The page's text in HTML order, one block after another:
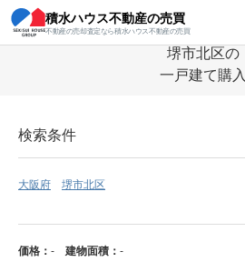
積水ハウス不動産の売買
不動産の売却査定なら積水ハウス不動産の売買
積水ハウス不動産の売買 関西エリア
堺市北区の
一戸建て購入
検索条件
大阪府 堺市北区
価格： - 建物面積： -